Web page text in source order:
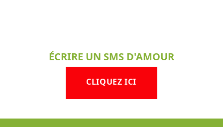
ÉCRIRE UN SMS D'AMOUR
CLIQUEZ ICI